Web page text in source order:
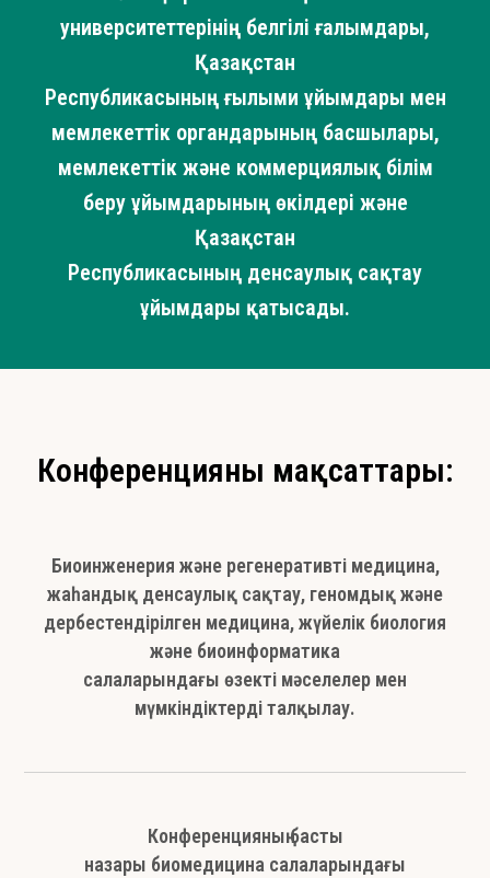
университеттерінің белгілі ғалымдары,
Қазақстан
Республикасының ғылыми ұйымдары мен
мемлекеттік органдарының басшылары,
мемлекеттік және коммерциялық білім
беру ұйымдарының өкілдері және
Қазақстан
Республикасының денсаулық сақтау
ұйымдары қатысады.
Конференцияның мақсаттары:
Биоинженерия және регенеративті медицина,
жаһандық денсаулық сақтау, геномдық және
дербестендірілген медицина, жүйелік биология
және биоинформатика
салаларындағы өзекті мәселелер мен
мүмкіндіктерді талқылау.
Конференцияның басты
назары биомедицина салаларындағы